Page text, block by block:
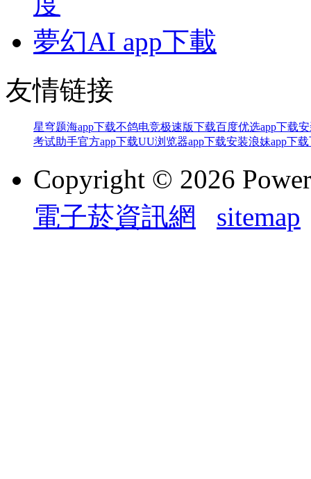
夢幻AI app下載
友情链接
星穹题海app下载不鸽电竞极速版下载百度优选app下载
考试助手官方app下载UU浏览器app下载安装浪妹app下载
Copyright © 2026
電子菸資訊網
sitemap